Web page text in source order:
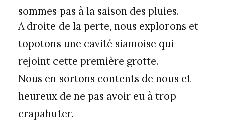
sommes pas à la saison des pluies.
A droite de la perte, nous explorons et
topotons une cavité siamoise qui
rejoint cette première grotte.
Nous en sortons contents de nous et
heureux de ne pas avoir eu à trop
crapahuter.